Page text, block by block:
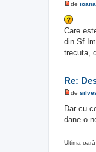
e
s
a
j
n
e
i
de
Care
din Sf
trecuta,
Re:
s
a
e
de
Dar cu
dane-o
Ultima